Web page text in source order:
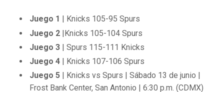
Juego 1
| Knicks 105-95 Spurs
Juego 2 |Knicks 105-104 Spurs
Juego 3 | Spurs 115-111 Knicks
Juego 4 | Knicks 107-106 Spurs
Juego 5 | Knicks vs Spurs | Sábado 13 de junio |
Frost Bank Center, San Antonio | 6:30 p.m. (CDMX)